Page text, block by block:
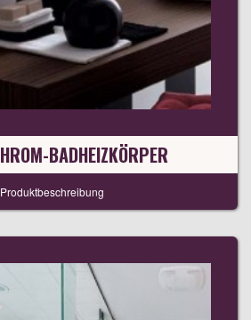
BADHEIZKÖRPER
Produktbeschreibung